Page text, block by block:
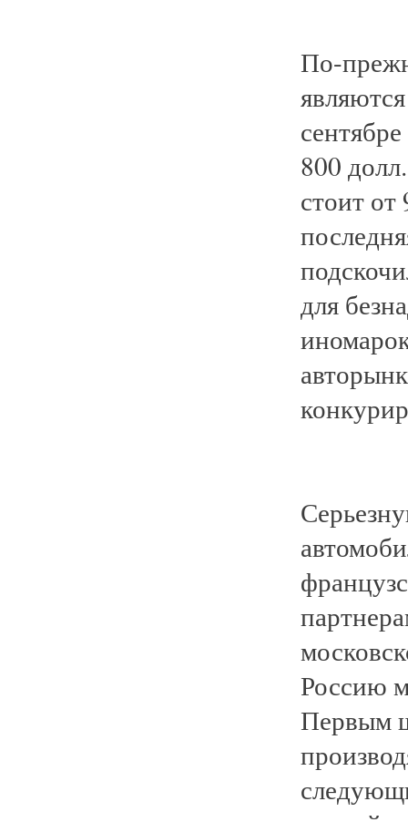
По-
800
стоит
для
Россию
Первым